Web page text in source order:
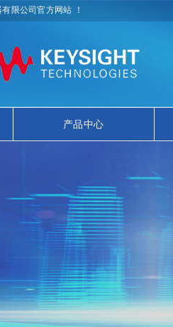
限公司官方网站 ！
产品中心